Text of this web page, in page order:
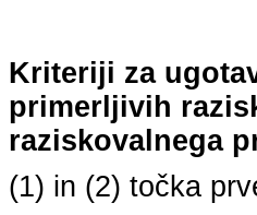
Kriteriji za
primerljivih
raziskovalnega
(1) in (2) točka